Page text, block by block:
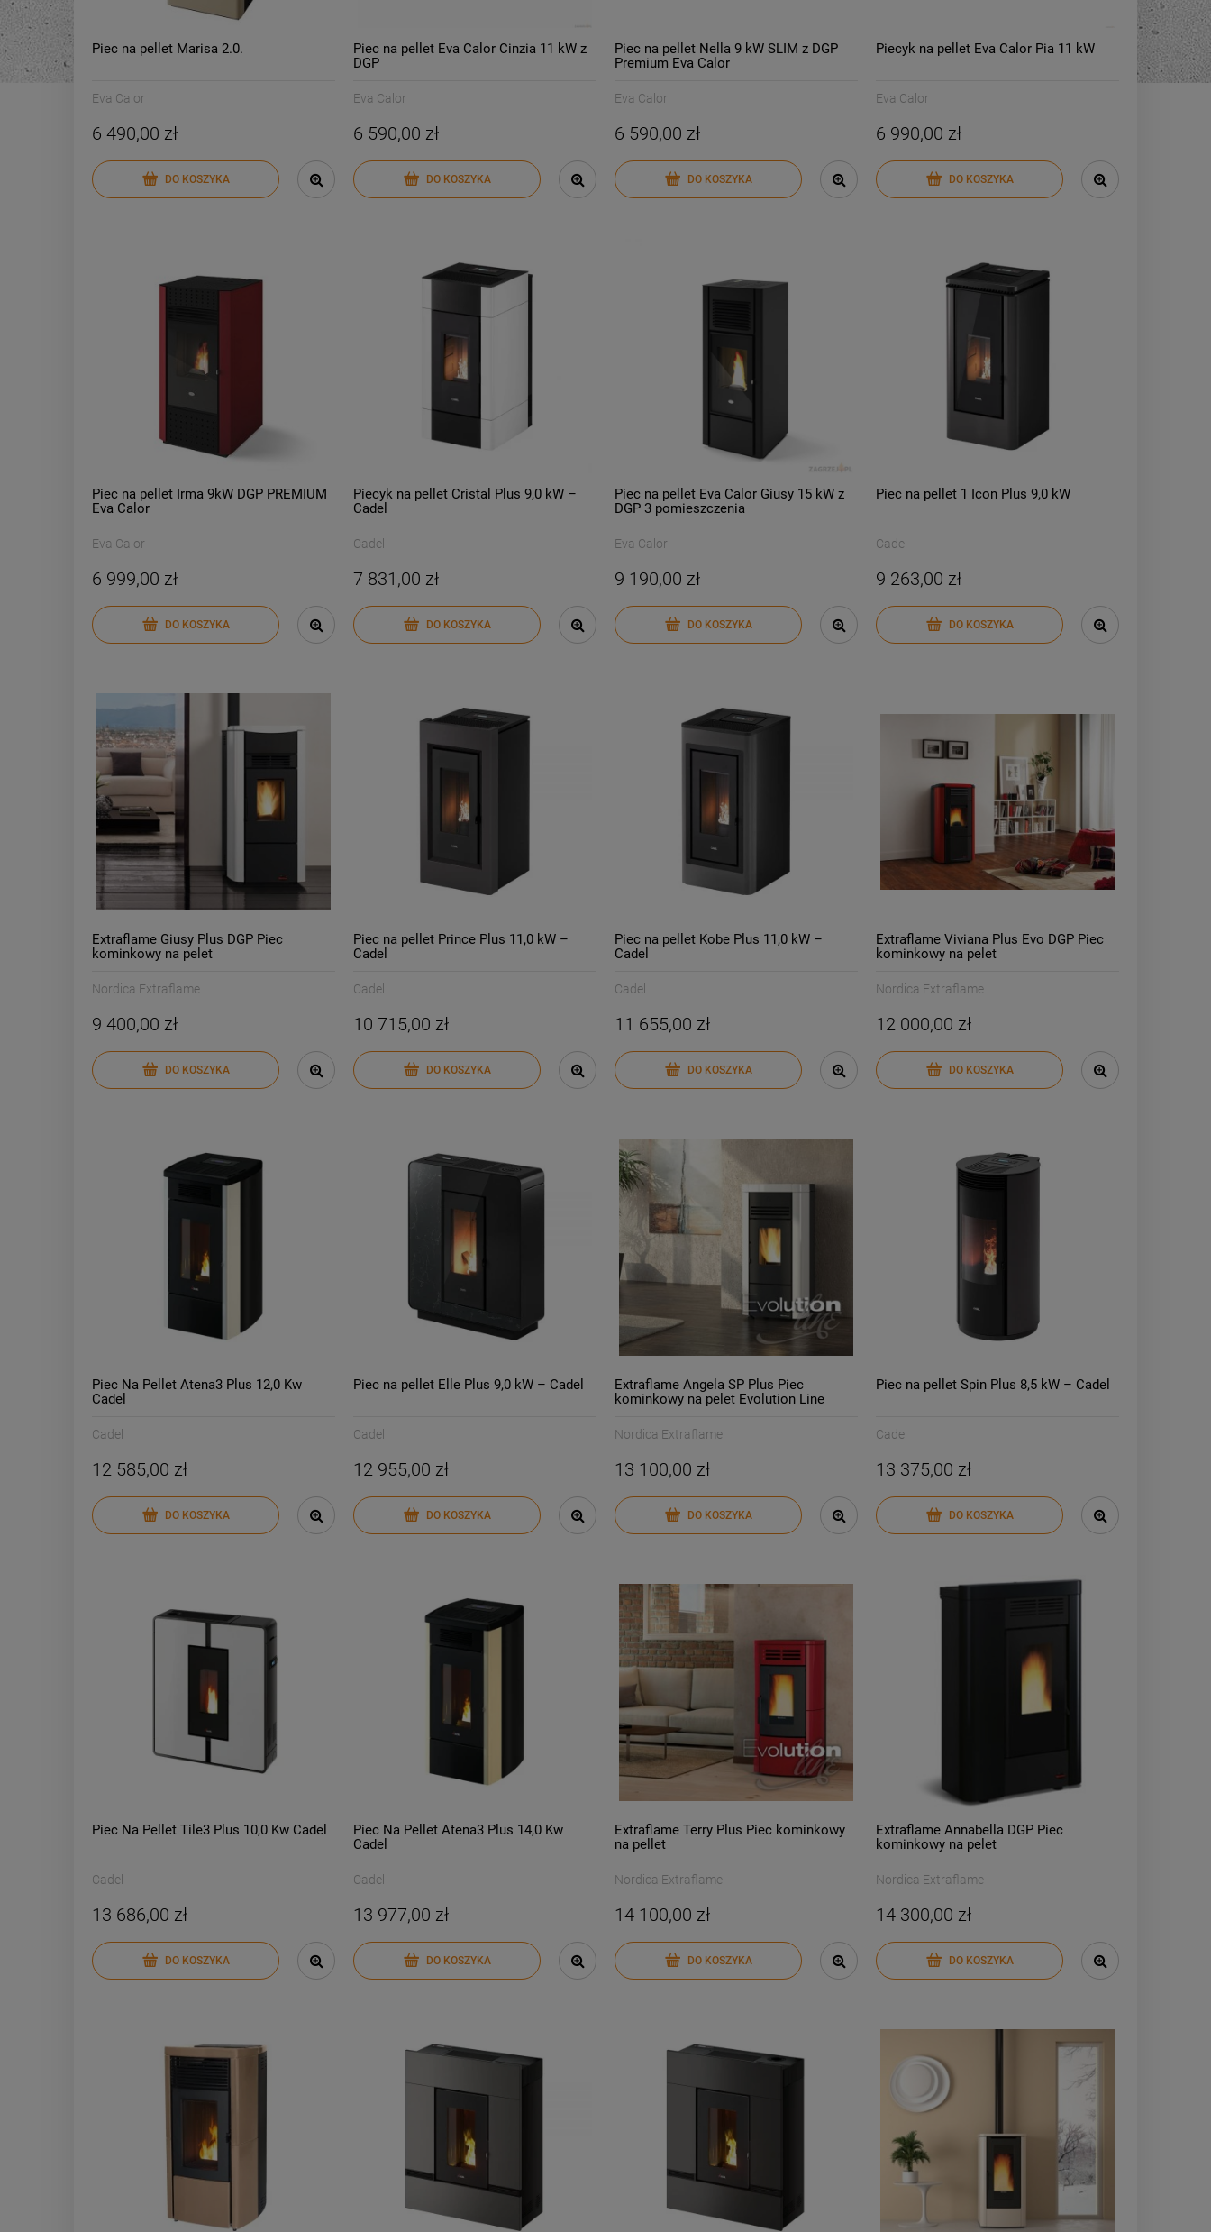
Piec na pellet Marisa 2.0.
Eva Calor
6 490,00 zł
DO KOSZYKA
Piec na pellet Eva Calor Cinzia 11 kW z
DGP
Eva Calor
6 590,00 zł
DO KOSZYKA
Piec na pellet Nella 9 kW SLIM z DGP
Premium Eva Calor
Eva Calor
6 590,00 zł
DO KOSZYKA
Piecyk na pellet Eva Calor Pia 11 kW
Eva Calor
6 990,00 zł
DO KOSZYKA
Piec na pellet Irma 9kW DGP PREMIUM
Eva Calor
Eva Calor
6 999,00 zł
DO KOSZYKA
Piecyk na pellet Cristal Plus 9,0 kW –
Cadel
Cadel
7 831,00 zł
DO KOSZYKA
Piec na pellet Eva Calor Giusy 15 kW z
DGP 3 pomieszczenia
Eva Calor
9 190,00 zł
DO KOSZYKA
Piec na pellet 1 Icon Plus 9,0 kW
Cadel
9 263,00 zł
DO KOSZYKA
Extraflame Giusy Plus DGP Piec
kominkowy na pelet
Nordica Extraflame
9 400,00 zł
DO KOSZYKA
Piec na pellet Prince Plus 11,0 kW –
Cadel
Cadel
10 715,00 zł
DO KOSZYKA
Piec na pellet Kobe Plus 11,0 kW –
Cadel
Cadel
11 655,00 zł
DO KOSZYKA
Extraflame Viviana Plus Evo DGP Piec
kominkowy na pelet
Nordica Extraflame
12 000,00 zł
DO KOSZYKA
Piec Na Pellet Atena3 Plus 12,0 Kw
Cadel
Cadel
12 585,00 zł
DO KOSZYKA
Piec na pellet Elle Plus 9,0 kW – Cadel
Cadel
12 955,00 zł
DO KOSZYKA
Extraflame Angela SP Plus Piec
kominkowy na pelet Evolution Line
Nordica Extraflame
13 100,00 zł
DO KOSZYKA
Piec na pellet Spin Plus 8,5 kW – Cadel
Cadel
13 375,00 zł
DO KOSZYKA
Piec Na Pellet Tile3 Plus 10,0 Kw Cadel
Cadel
13 686,00 zł
DO KOSZYKA
Piec Na Pellet Atena3 Plus 14,0 Kw
Cadel
Cadel
13 977,00 zł
DO KOSZYKA
Extraflame Terry Plus Piec kominkowy
na pellet
Nordica Extraflame
14 100,00 zł
DO KOSZYKA
Extraflame Annabella DGP Piec
kominkowy na pelet
Nordica Extraflame
14 300,00 zł
DO KOSZYKA